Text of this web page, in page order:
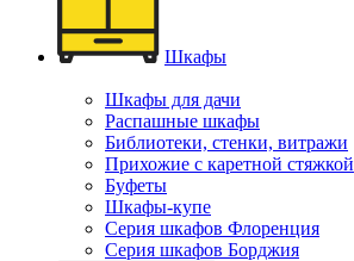
Шкафы
Шкафы для дачи
Распашные шкафы
Библиотеки, стенки, витражи
Прихожие с каретной стяжкой
Буфеты
Шкафы-купе
Серия шкафов Флоренция
Серия шкафов Борджия